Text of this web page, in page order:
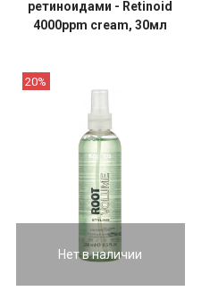
ретиноидами - Retinoid
4000ppm cream, 30мл
Нет в наличии
20%